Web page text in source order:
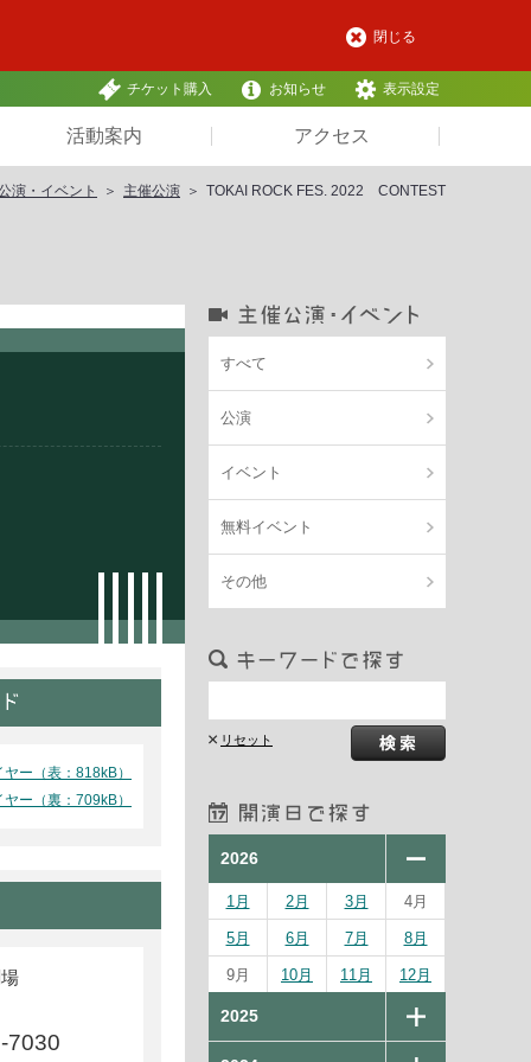
閉じる
チケット購入 お知らせ 表示設定
活動案内 アクセス
演・イベント 主催公演 TOKAI ROCK FES. 2022 CONTEST
ー（表：818kB）
ー（裏：709kB）
7030
すべて
公演
イベント
無料イベント
その他
2026
1月 2月 3月 4月
5月 6月 7月 8月
9月 10月 11月 12月
2025